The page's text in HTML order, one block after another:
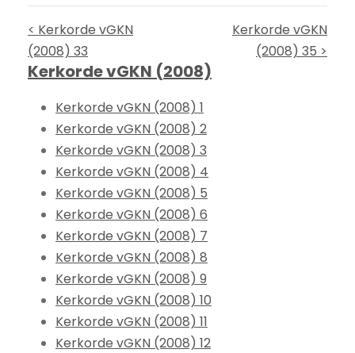
< Kerkorde vGKN
(2008) 33
Kerkorde vGKN
(2008) 35 >
Kerkorde vGKN (2008)
Kerkorde vGKN (2008) 1
Kerkorde vGKN (2008) 2
Kerkorde vGKN (2008) 3
Kerkorde vGKN (2008) 4
Kerkorde vGKN (2008) 5
Kerkorde vGKN (2008) 6
Kerkorde vGKN (2008) 7
Kerkorde vGKN (2008) 8
Kerkorde vGKN (2008) 9
Kerkorde vGKN (2008) 10
Kerkorde vGKN (2008) 11
Kerkorde vGKN (2008) 12